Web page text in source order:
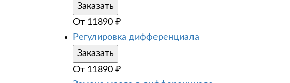
Заказать
От 11890 ₽
Регулировка дифференциала
Заказать
От 11890 ₽